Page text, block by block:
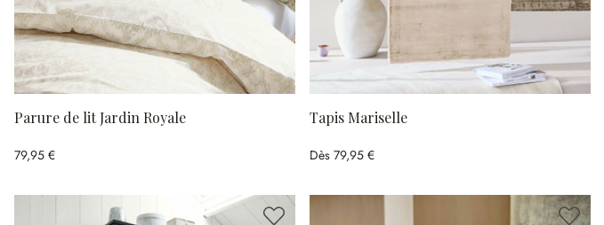
Parure de lit Jardin Royale
79,95 €
Tapis Mariselle
Dès 79,95 €